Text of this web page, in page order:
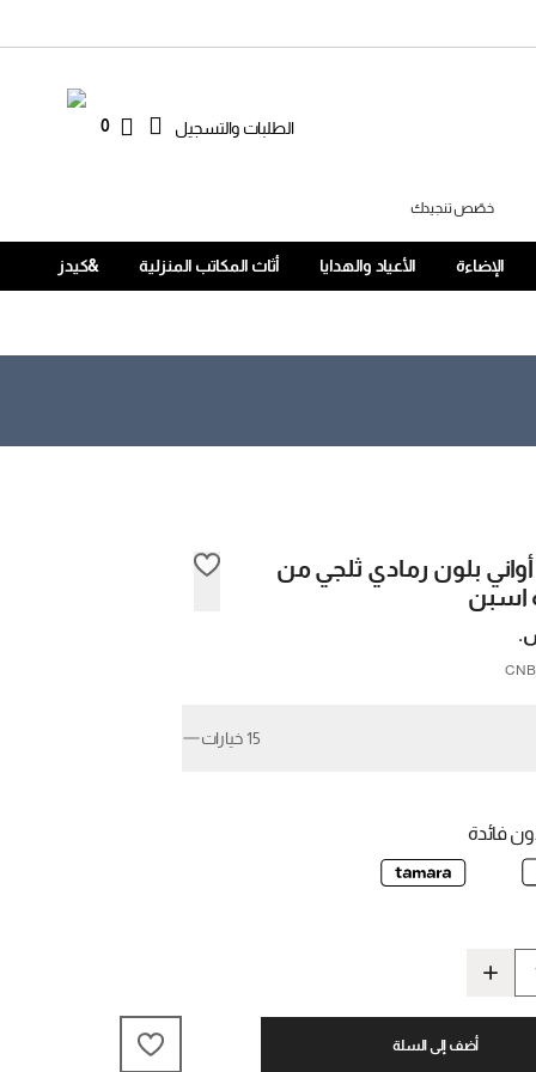
الطلبات والتسجيل 0
خصّص تنجيدك
الإضاءة الأعياد والهدايا أثاث المكاتب المنزلية &كيدز
بلون رمادي ثلجي من
اسبن
15 خيارات
فائدة
أضف إلى السلة